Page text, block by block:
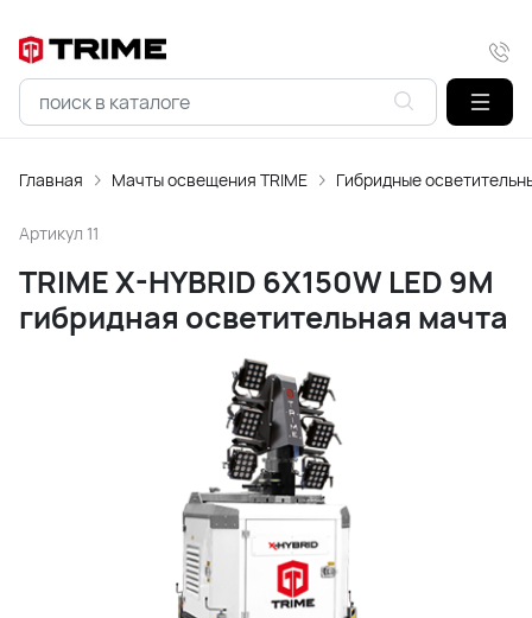
Главная Мачты освещения TRIME Гибридные
Артикул 11
TRIME X-HYBRID 6X150W LED 9M
гибридная осветительная мачта